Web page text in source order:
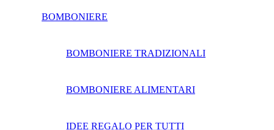
BOMBONIERE
BOMBONIERE TRADIZIONALI
BOMBONIERE ALIMENTARI
IDEE REGALO PER TUTTI